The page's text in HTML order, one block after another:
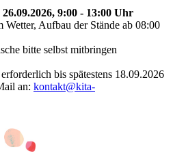
9:00 - 13:00 Uhr
Wetter, Aufbau der Stände ab 08:00
bitte selbst mitbringen
bis spätestens 18.09.2026
an: kontakt@kita-